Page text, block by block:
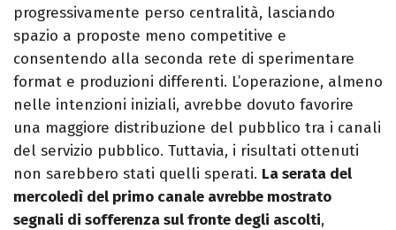
progressivamente perso centralità, lasciando
spazio a proposte meno competitive e
consentendo alla seconda rete di sperimentare
format e produzioni differenti. L’operazione, almeno
nelle intenzioni iniziali, avrebbe dovuto favorire
una maggiore distribuzione del pubblico tra i canali
del servizio pubblico. Tuttavia, i risultati ottenuti
non sarebbero stati quelli sperati. La serata del
mercoledì del primo canale avrebbe mostrato
segnali di sofferenza sul fronte degli ascolti,